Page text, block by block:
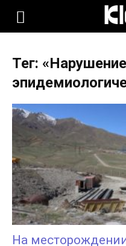
KLOOP.KG
Новости
Кыргызстана
Тег:
На